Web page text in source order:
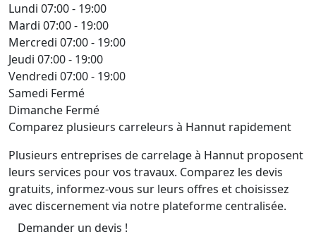
Lundi 07:00 - 19:00
Mardi 07:00 - 19:00
Mercredi 07:00 - 19:00
Jeudi 07:00 - 19:00
Vendredi 07:00 - 19:00
Samedi Fermé
Dimanche Fermé
Comparez plusieurs carreleurs à Hannut rapidement
Plusieurs entreprises de carrelage à Hannut proposent
leurs services pour vos travaux. Comparez les devis
gratuits, informez-vous sur leurs offres et choisissez
avec discernement via notre plateforme centralisée.
Demander un devis !